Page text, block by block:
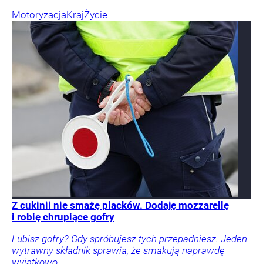
MotoryzacjaKrajŻycie
Z cukinii nie smażę placków. Dodaję mozzarellę
i robię chrupiące gofry
Lubisz gofry? Gdy spróbujesz tych przepadniesz. Jeden
wytrawny składnik sprawia, że smakują naprawdę